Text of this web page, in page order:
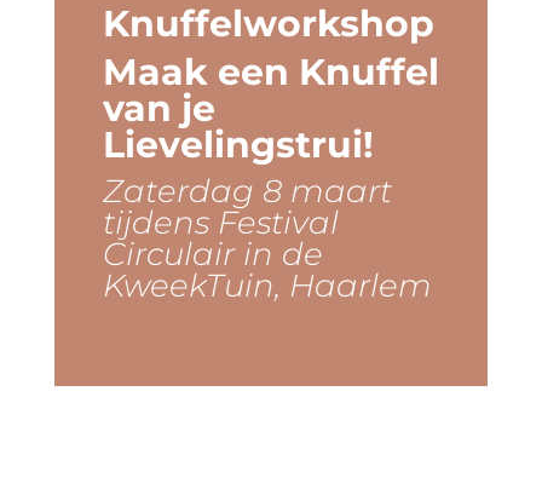
Knuffelworkshop
Maak een Knuffel
van je
Lievelingstrui!
Zaterdag 8 maart
tijdens Festival
Circulair in de
KweekTuin, Haarlem